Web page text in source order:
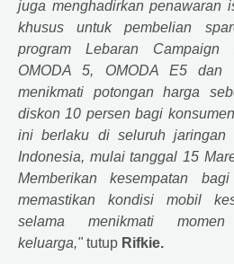
juga menghadirkan penawaran
khusus untuk pembelian
program Lebaran
OMODA 5, OMODA E5 dan
menikmati potongan harga
diskon 10 persen bagi konsumen
ini berlaku di seluruh jaringan
Indonesia, mulai tanggal 15
Memberikan kesempatan bagi
memastikan kondisi mobil
selama menikmati
keluarga,"tutup Rifkie.